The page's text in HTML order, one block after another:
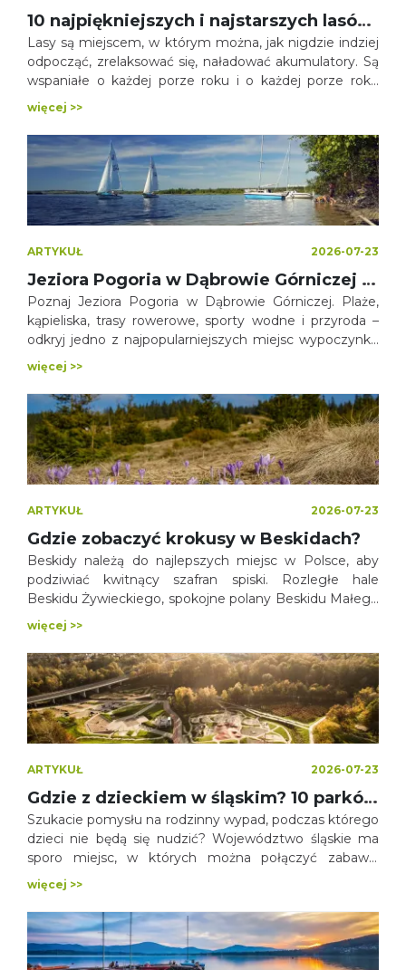
10 najpiękniejszych i najstarszych lasów województwa śląskiego
Lasy są miejscem, w którym można, jak nigdzie indziej
odpocząć, zrelaksować się, naładować akumulatory. Są
wspaniałe o każdej porze roku i o każdej porze roku
dostarczają nam innych doznań. Wiosną, gdy przyroda
budzi się do życia, rozbrzmiewają radosnym śpiewem
ptaków, jesienią - zachwycają mnogością kolorów,
latem - kuszą swym cieniem, a zimą - baśniowym
wyglądem.
więcej >>
ARTYKUŁ 2026-07-23
Jeziora Pogoria w Dąbrowie Górniczej – wypoczynek nad wodą, aktywnie i blisko natury
Poznaj Jeziora Pogoria w Dąbrowie Górniczej. Plaże,
kąpieliska, trasy rowerowe, sporty wodne i przyroda –
odkryj jedno z najpopularniejszych miejsc wypoczynku
w województwie śląskim.
więcej >>
ARTYKUŁ 2026-07-23
Gdzie zobaczyć krokusy w Beskidach?
Beskidy należą do najlepszych miejsc w Polsce, aby
podziwiać kwitnący szafran spiski. Rozległe hale
Beskidu Żywieckiego, spokojne polany Beskidu Małego
czy mniej znane zakątki Beskidu Małego każdej wiosny
pokrywają się tysiącami fioletowych kwiatów. Choć
wielu turystów wciąż wybiera Tatry, równie piękne
widoki można znaleźć właśnie tutaj – często bez
tłumów.
więcej >>
ARTYKUŁ 2026-07-23
Gdzie z dzieckiem w śląskim? 10 parków i ogrodów pełnych atrakcji
Szukacie pomysłu na rodzinny wypad, podczas którego
dzieci nie będą się nudzić? Województwo śląskie ma
sporo miejsc, w których można połączyć zabawę,
aktywność i odkrywanie ciekawych atrakcji z
odpoczynkiem na świeżym powietrzu. Niektóre z nich
są dobrym pomysłem na kilka godzin, inne spokojnie
wypełnią plan całodziennej rodzinnej wycieczki.
więcej >>